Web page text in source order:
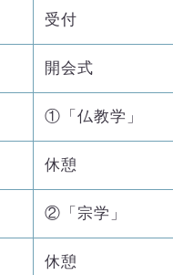
受付
開会式
①「仏教学」
休憩
②「宗学」
休憩